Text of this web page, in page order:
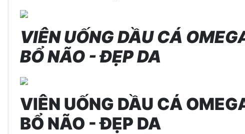
VIÊN UỐNG DẦU CÁ
BỔ NÃO - ĐẸP DA
VIÊN UỐNG DẦU CÁ
BỔ NÃO - ĐẸP DA